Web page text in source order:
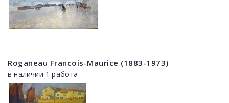
Roganeau Francois-Maurice (1883-1973)
в наличии 1 работа